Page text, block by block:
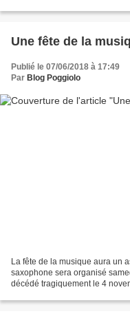
Une fête de la
Publié le 07/06/2018 à 17:49
Par Blog Poggiolo
La fête de la musique aura un
saxophone sera organisé
décédé tragiquement le 4